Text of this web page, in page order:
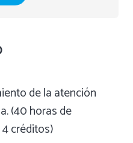
de la atención
(40 horas de
créditos)